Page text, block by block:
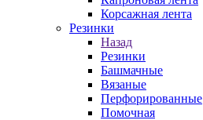
Корсажная лента
Резинки
Назад
Резинки
Башмачные
Вязаные
Перфорированные
Помочная